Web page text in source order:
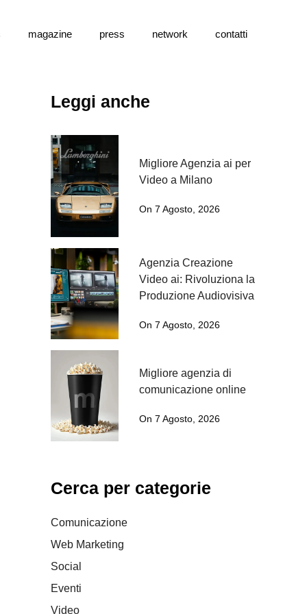
magazine press network contatti
Leggi anche
Migliore Agenzia ai per
Video a Milano
On 7 Agosto, 2026
Agenzia Creazione
Video ai: Rivoluziona la
Produzione Audiovisiva
On 7 Agosto, 2026
Migliore agenzia di
comunicazione online
On 7 Agosto, 2026
Cerca per categorie
Comunicazione
Web Marketing
Social
Eventi
Video